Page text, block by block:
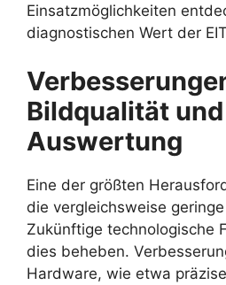
Einsatzmöglichkeiten
diagnostischen Wert der
Bildqualität und
Auswertung
Eine der größten
die vergleichsweise
Zukünftige technologische
dies beheben.
Hardware, wie etwa